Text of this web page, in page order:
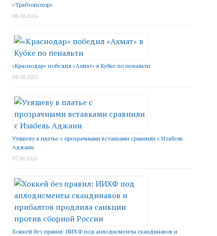
«Трабзонспор»
08.08.2026
«Краснодар» победил «Ахмат» в Кубке по пенальти
08.08.2026
Утяшеву в платье с прозрачными вставками сравнили с Изабель
Аджани
07.08.2026
Хоккей без правил: ИИХФ под аплодисменты скандинавов и